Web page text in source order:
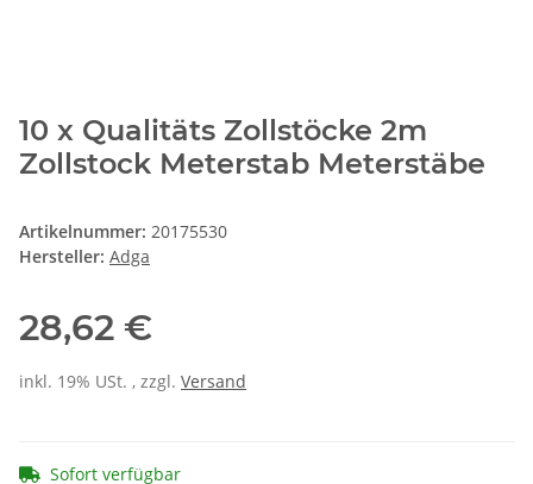
10 x Qualitäts Zollstöcke 2m
Zollstock Meterstab Meterstäbe
Artikelnummer: 20175530
Hersteller: Adga
28,62 €
inkl. 19% USt. , zzgl. Versand
Sofort verfügbar